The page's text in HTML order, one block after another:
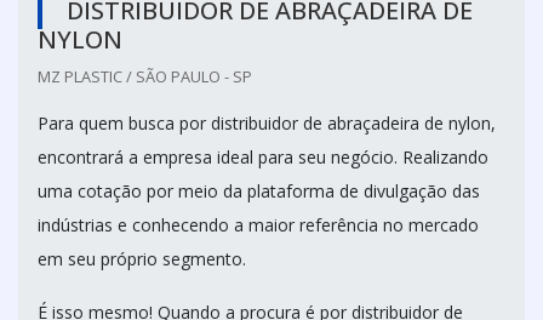
DISTRIBUIDOR DE ABRAÇADEIRA DE
NYLON
MZ PLASTIC / SÃO PAULO - SP
Para quem busca por distribuidor de abraçadeira de nylon,
encontrará a empresa ideal para seu negócio. Realizando
uma cotação por meio da plataforma de divulgação das
indústrias e conhecendo a maior referência no mercado
em seu próprio segmento.
É isso mesmo! Quando a procura é por distribuidor de